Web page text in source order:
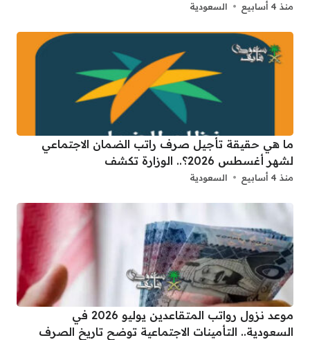
منذ 4 أسابيع السعودية
ما هي حقيقة تأجيل صرف راتب الضمان الاجتماعي
لشهر أغسطس 2026؟.. الوزارة تكشف
منذ 4 أسابيع السعودية
موعد نزول رواتب المتقاعدين يوليو 2026 في
السعودية.. التأمينات الاجتماعية توضح تاريخ الصرف